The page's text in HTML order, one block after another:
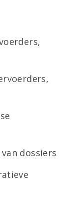
dossiers